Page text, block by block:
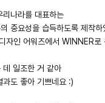
리나라를 대표하는
중요성을 습득하도록 제작하
자인 어워즈에서 WINNER로
데 일조한 거 같아
도 좋아 기쁘네요 :)